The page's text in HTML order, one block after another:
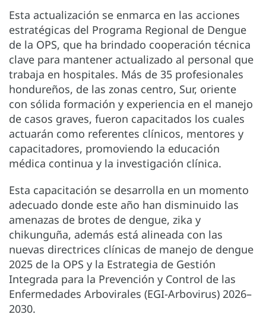
Esta actualización se enmarca en las acciones
estratégicas del Programa Regional de Dengue
de la OPS, que ha brindado cooperación técnica
clave para mantener actualizado al personal que
trabaja en hospitales. Más de 35 profesionales
hondureños, de las zonas centro, Sur, oriente
con sólida formación y experiencia en el manejo
de casos graves, fueron capacitados los cuales
actuarán como referentes clínicos, mentores y
capacitadores, promoviendo la educación
médica continua y la investigación clínica.
Esta capacitación se desarrolla en un momento
adecuado donde este año han disminuido las
amenazas de brotes de dengue, zika y
chikunguña, además está alineada con las
nuevas directrices clínicas de manejo de dengue
2025 de la OPS y la Estrategia de Gestión
Integrada para la Prevención y Control de las
Enfermedades Arbovirales (EGI-Arbovirus) 2026–
2030.